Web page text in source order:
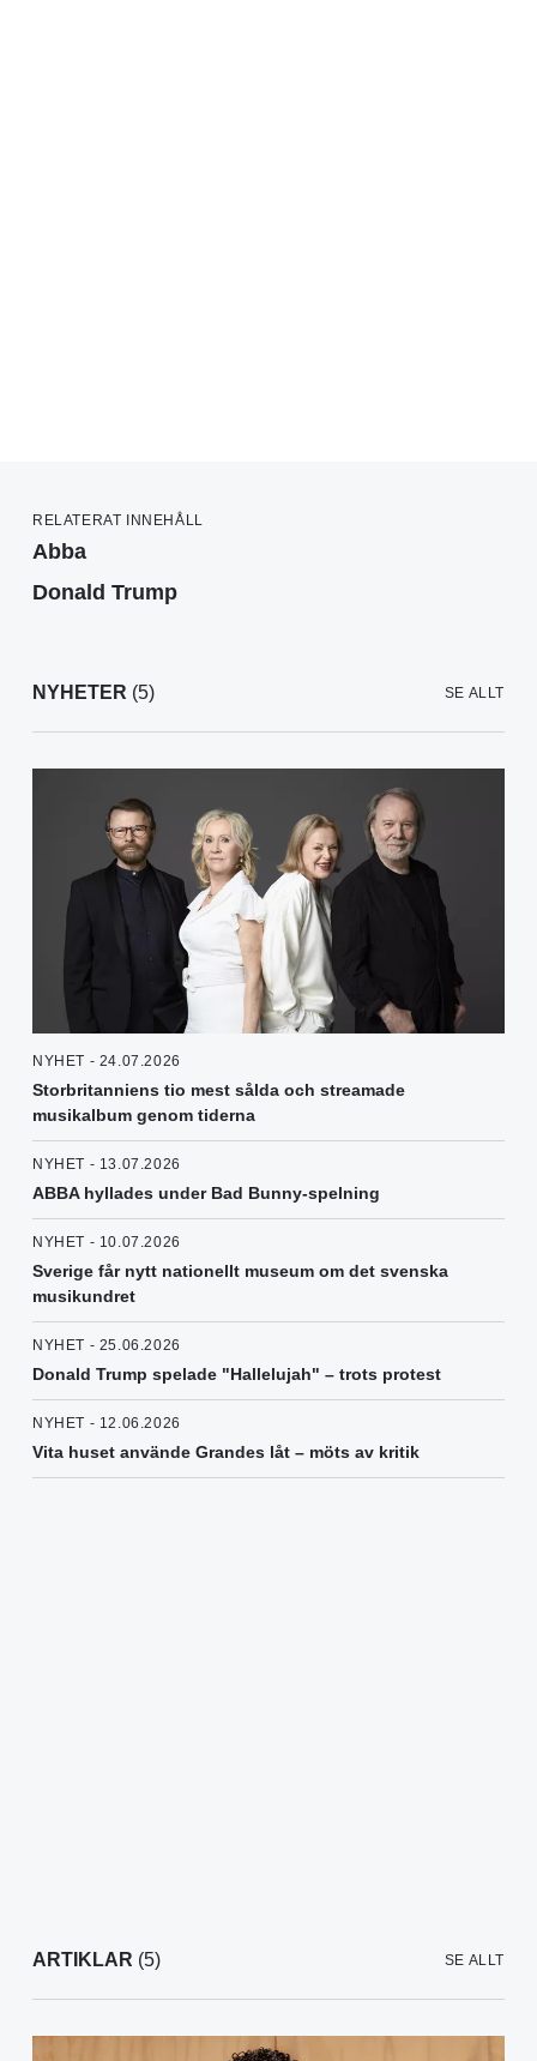
RELATERAT INNEHÅLL
Abba
Donald Trump
NYHETER (5) SE ALLT
NYHET - 24.07.2026
Storbritanniens tio mest sålda och streamade
musikalbum genom tiderna
NYHET - 13.07.2026
ABBA hyllades under Bad Bunny-spelning
NYHET - 10.07.2026
Sverige får nytt nationellt museum om det svenska
musikundret
NYHET - 25.06.2026
Donald Trump spelade "Hallelujah" – trots protest
NYHET - 12.06.2026
Vita huset använde Grandes låt – möts av kritik
ARTIKLAR (5) SE ALLT